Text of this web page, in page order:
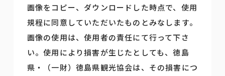
画像をコピー、ダウンロードした時点で、使用
規程に同意していただいたものとみなします。
画像の使用は、使用者の責任にて行って下さ
い。使用により損害が生じたとしても、徳島
県・（一財）徳島県観光協会は、その損害につ